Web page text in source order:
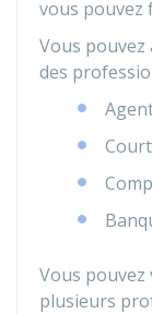
vous pouvez
Vous pouvez
des
Vous
plusieurs